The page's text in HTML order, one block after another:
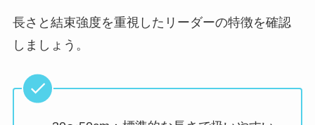
長さと結束強度を重視したリーダーの特徴を確認
しましょう。